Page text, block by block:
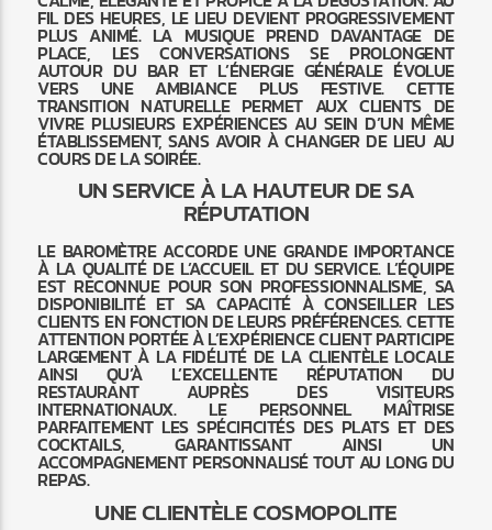
FIL DES HEURES, LE LIEU DEVIENT PROGRESSIVEMENT
PLUS ANIMÉ. LA MUSIQUE PREND DAVANTAGE DE
PLACE, LES CONVERSATIONS SE PROLONGENT
AUTOUR DU BAR ET L’ÉNERGIE GÉNÉRALE ÉVOLUE
VERS UNE AMBIANCE PLUS FESTIVE. CETTE
TRANSITION NATURELLE PERMET AUX CLIENTS DE
VIVRE PLUSIEURS EXPÉRIENCES AU SEIN D’UN MÊME
ÉTABLISSEMENT, SANS AVOIR À CHANGER DE LIEU AU
COURS DE LA SOIRÉE.
UN SERVICE À LA HAUTEUR DE SA
RÉPUTATION
LE BAROMÈTRE ACCORDE UNE GRANDE IMPORTANCE
À LA QUALITÉ DE L’ACCUEIL ET DU SERVICE. L’ÉQUIPE
EST RECONNUE POUR SON PROFESSIONNALISME, SA
DISPONIBILITÉ ET SA CAPACITÉ À CONSEILLER LES
CLIENTS EN FONCTION DE LEURS PRÉFÉRENCES. CETTE
ATTENTION PORTÉE À L’EXPÉRIENCE CLIENT PARTICIPE
LARGEMENT À LA FIDÉLITÉ DE LA CLIENTÈLE LOCALE
AINSI QU’À L’EXCELLENTE RÉPUTATION DU
RESTAURANT AUPRÈS DES VISITEURS
INTERNATIONAUX. LE PERSONNEL MAÎTRISE
PARFAITEMENT LES SPÉCIFICITÉS DES PLATS ET DES
COCKTAILS, GARANTISSANT AINSI UN
ACCOMPAGNEMENT PERSONNALISÉ TOUT AU LONG DU
REPAS.
UNE CLIENTÈLE COSMOPOLITE